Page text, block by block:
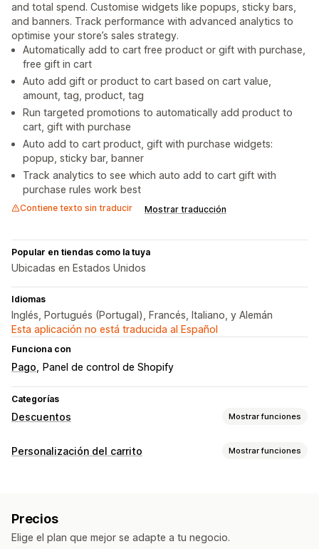
and total spend. Customise widgets like popups, sticky bars,
and banners. Track performance with advanced analytics to
optimise your store’s sales strategy.
Automatically add to cart free product or gift with purchase,
free gift in cart
Auto add gift or product to cart based on cart value,
amount, tag, product, tag
Run targeted promotions to automatically add product to
cart, gift with purchase
Auto add to cart product, gift with purchase widgets:
popup, sticky bar, banner
Track analytics to see which auto add to cart gift with
purchase rules work best
Contiene texto sin traducir Mostrar traducción
Popular en tiendas como la tuya
Ubicadas en Estados Unidos
Idiomas
Inglés, Portugués (Portugal), Francés, Italiano, y Alemán
Esta aplicación no está traducida al Español
Funciona con
Pago Panel de control de Shopify
Categorías
Descuentos Mostrar funciones
Tipos de descuentos
Precios de mayorista
Banners Precios dinámicos Descuentos personalizados
Personalización del carrito Mostrar funciones
HTML personalizado
Precios
Elige el plan que mejor se adapte a tu negocio.